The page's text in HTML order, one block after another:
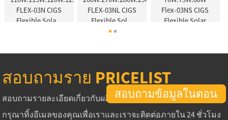
FLEX-03N CIGS
Flexible Sola...
FLEX-03NL CIGS
Flexible Sol...
Flex-03NS CIGS
Flexible Solar
สอบถามราย PRICELIST
สอบถามรายละเอียดเกี่ยวกับผลิตภัณฑ์หรือ pricelist ของเรา
กรุณาทิ้งอีเมลของคุณเพื่อเราและเราจะติดต่อภายใน 24 ชั่วโมง
สอบถามข้อมูลในตอน